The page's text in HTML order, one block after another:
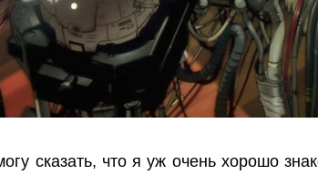
сказать, что я уж очень хорошо